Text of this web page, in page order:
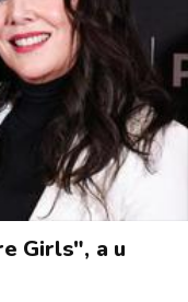
Girls", a u